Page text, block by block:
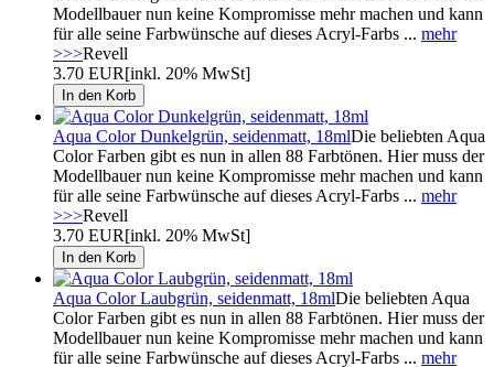
Modellbauer nun keine Kompromisse mehr machen und kann
für alle seine Farbwünsche auf dieses Acryl-Farbs ... mehr
>>>Revell
3.70 EUR[inkl. 20% MwSt]
Aqua Color Dunkelgrün, seidenmatt, 18mlDie beliebten Aqua
Color Farben gibt es nun in allen 88 Farbtönen. Hier muss der
Modellbauer nun keine Kompromisse mehr machen und kann
für alle seine Farbwünsche auf dieses Acryl-Farbs ... mehr
>>>Revell
3.70 EUR[inkl. 20% MwSt]
Aqua Color Laubgrün, seidenmatt, 18mlDie beliebten Aqua
Color Farben gibt es nun in allen 88 Farbtönen. Hier muss der
Modellbauer nun keine Kompromisse mehr machen und kann
für alle seine Farbwünsche auf dieses Acryl-Farbs ... mehr